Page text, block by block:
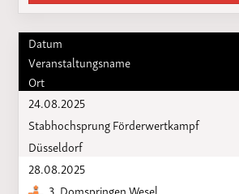
Datum
Veranstaltungsname
Ort
24.08.2025
Stabhochsprung Förderwertkampf
Düsseldorf
28.08.2025
3. Domspringen Wesel